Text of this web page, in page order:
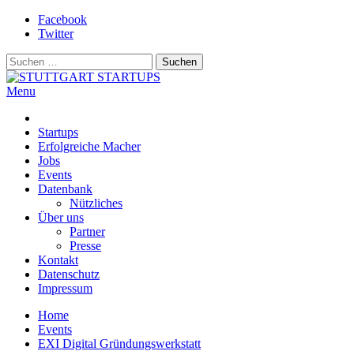
Skip
Facebook
Twitter
Suchen
nach:
Württemberg
Menu
Startups
Erfolgreiche Macher
Jobs
Events
Datenbank
Nützliches
Über uns
Partner
Presse
Kontakt
Datenschutz
Impressum
Home
Events
EXI Digital Gründungswerkstatt